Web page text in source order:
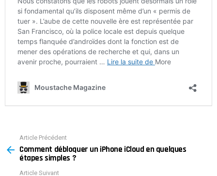
more
Article Précédent
Comment débloquer un iPhone iCloud en quelques
étapes simples ?
Article Suivant